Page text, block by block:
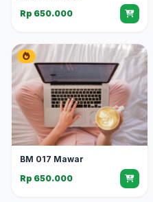
Rp 650.000
BM 017 Mawar
Rp 650.000